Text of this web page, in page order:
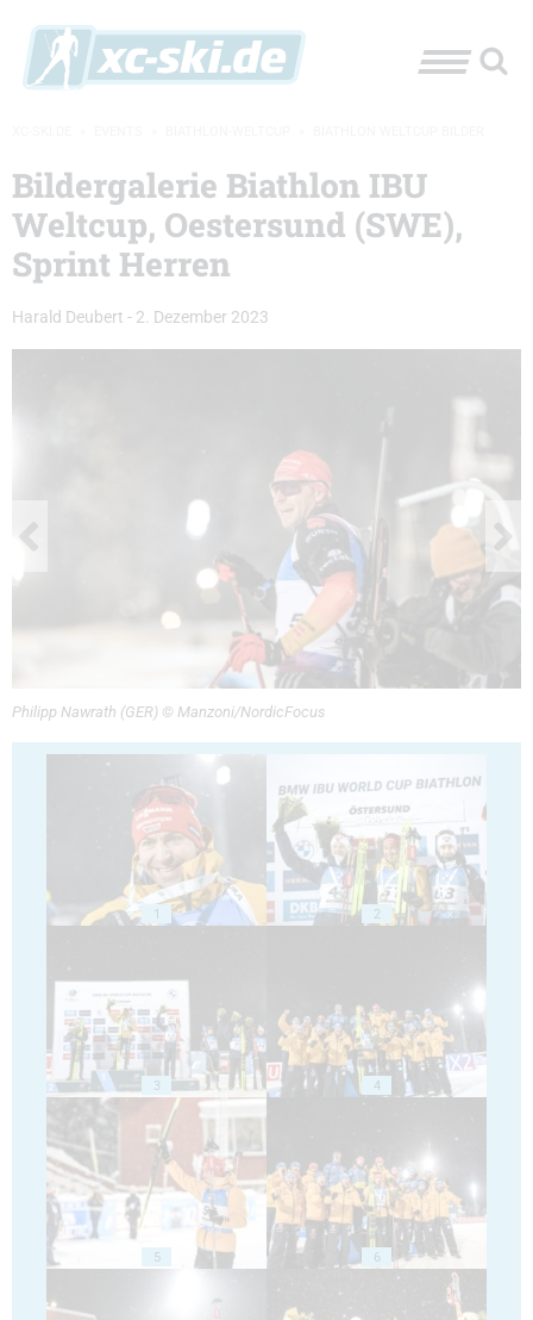
Bildergalerie Biathlon IBU
Weltcup, Oestersund (SWE),
Sprint Herren
Harald Deubert - 2. Dezember 2023
Philipp Nawrath (GER) © Manzoni/NordicFocus
1 2
3 4
5 6